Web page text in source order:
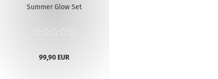
Summer Glow Set
99,90 EUR